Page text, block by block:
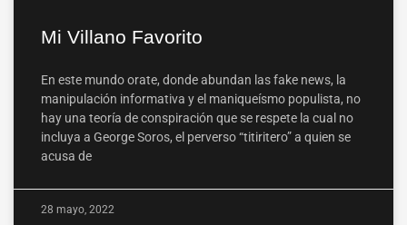
Mi Villano Favorito
En este mundo orate, donde abundan las fake news, la
manipulación informativa y el maniqueísmo populista, no
hay una teoría de conspiración que se respete la cual no
incluya a George Soros, el perverso “titiritero” a quien se
acusa de
28 mayo, 2022